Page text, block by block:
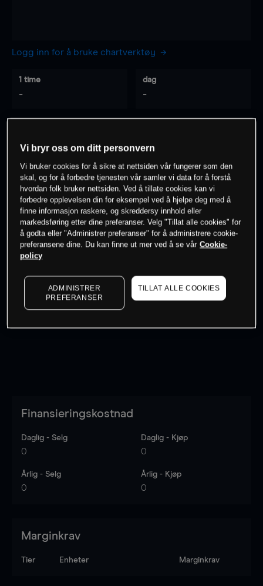
Logg inn for å bruke chartverktøy
1 time
-
dag
-
- -
0% av kunder erpå dette instrumentet
Søk om konto
Kursene er veiledende.Log in
Finansieringskostnad
Daglig - Selg
0
Daglig - Kjøp
0
Årlig - Selg
0
Årlig - Kjøp
0
Marginkrav
Tier Enheter Marginkrav
Vi bryr oss om ditt personvern
Vi bruker cookies for å sikre at nettsiden vår fungerer som den
skal, og for å forbedre tjenesten vår samler vi data for å forstå
hvordan folk bruker nettsiden. Ved å tillate cookies kan vi
forbedre opplevelsen din for eksempel ved å hjelpe deg med å
finne informasjon raskere, og skreddersy innhold eller
markedsføring etter dine preferanser. Velg "Tillat alle cookies" for
å godta eller "Administrer preferanser" for å administrere cookie-
preferansene dine. Du kan finne ut mer ved å se vår Cookie-
policy
ADMINISTRER
PREFERANSER
TILLAT ALLE COOKIES